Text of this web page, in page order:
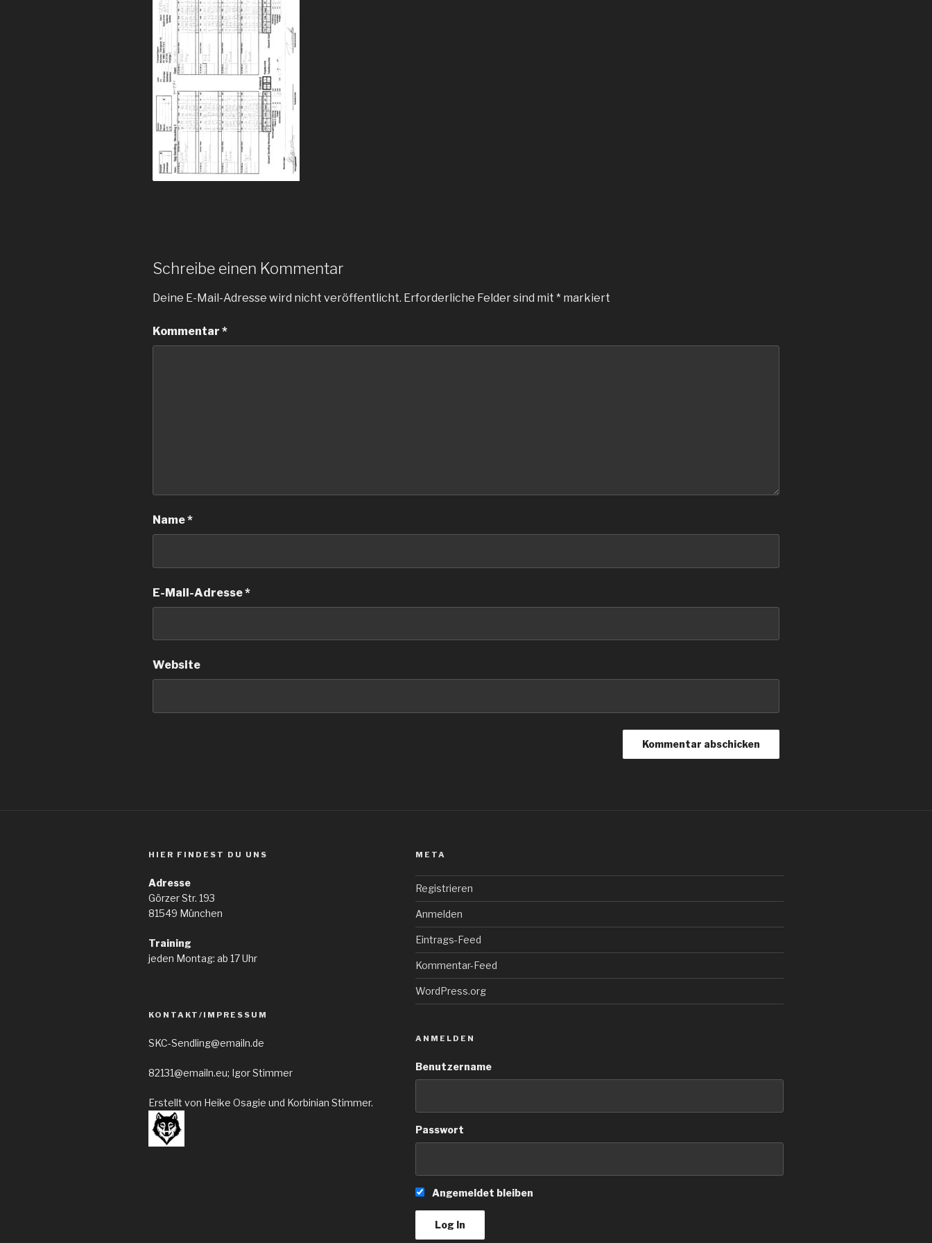
Schreibe einen Kommentar
Deine E-Mail-Adresse wird nicht veröffentlicht. Erforderliche Felder sind mit * markiert
Kommentar *
Name*
E-Mail-Adresse*
Website
HIER FINDEST DU UNS
Adresse
Görzer Str. 193
81549 München
Training
jeden Montag: ab 17 Uhr
KONTAKT/IMPRESSUM
SKC-Sendling@emailn.de
82131@emailn.eu; Igor Stimmer
Erstellt von Heike Osagie und Korbinian Stimmer.
META
Registrieren
Anmelden
Eintrags-Feed
Kommentar-Feed
WordPress.org
ANMELDEN
Benutzername
Passwort
Angemeldet bleiben